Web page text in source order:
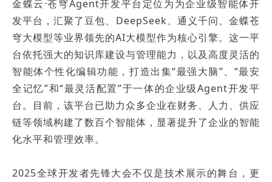
金蝶云·苍穹Agent开发平台定位为为企业级智能体开
发平台，汇聚了豆包、DeepSeek、通义千问、金蝶苍
穹大模型等业界领先的AI大模型作为核心引擎。这一平
台依托强大的知识库建设与管理能力，以及高度灵活的
智能体个性化编辑功能，打造出集“最强大脑”、“最安
全记忆”和“最灵活配置”于一体的企业级Agent开发平
台。目前，该平台已助力众多企业在财务、人力、供应
链等领域构建了数百个智能体，显著提升了企业的智能
化水平和管理效率。
2025全球开发者先锋大会不仅是技术展示的舞台，更